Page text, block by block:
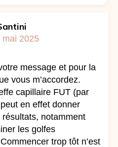
mai 2025
message et pour la
vous m’accordez.
capillaire FUT (par
en effet donner
résultats, notamment
les golfes
trop tôt n’est